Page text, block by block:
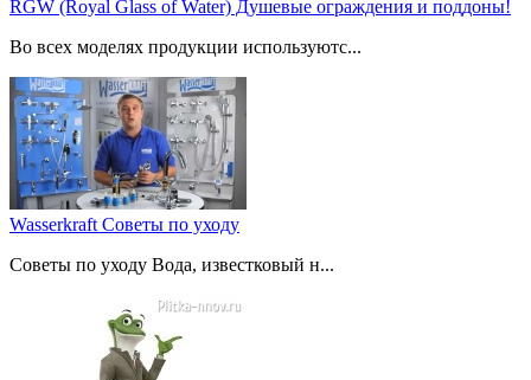
RGW (Royal Glass of Water) Душевые ограждения и поддоны!
Во всех моделях продукции используютс...
Wasserkraft Советы по уходу
Советы по уходу Вода, известковый н...